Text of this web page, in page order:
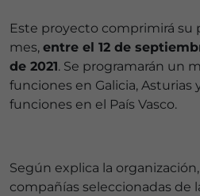
Este proyecto comprimirá su
mes, entre el 12 de
de 2021. Se programarán un
funciones en Galicia, Asturias
funciones en el País Vasco.
Según explica la
compañías seleccionadas de